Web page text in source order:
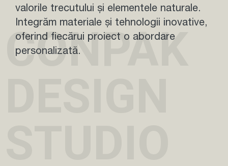
valorile trecutului și elementele naturale.
Integrăm materiale și tehnologii inovative,
oferind fiecărui proiect o abordare
personalizată.
CONPAK